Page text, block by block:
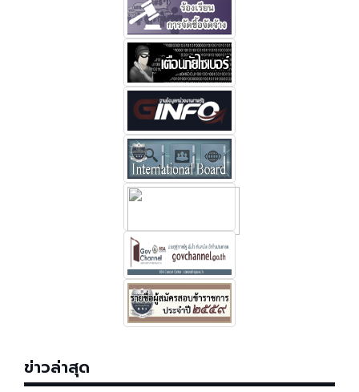
ข่าวล่าสุด